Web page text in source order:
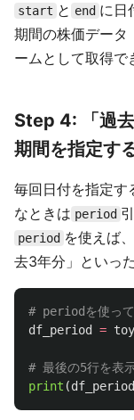
start と end に日
期間の株価データ
ームとして取得で
Step 4: 「過
期間を指定す
毎回日付を指定す
なときは period
period を使えば
去3年分」といっ
df_period
=
print (df_period